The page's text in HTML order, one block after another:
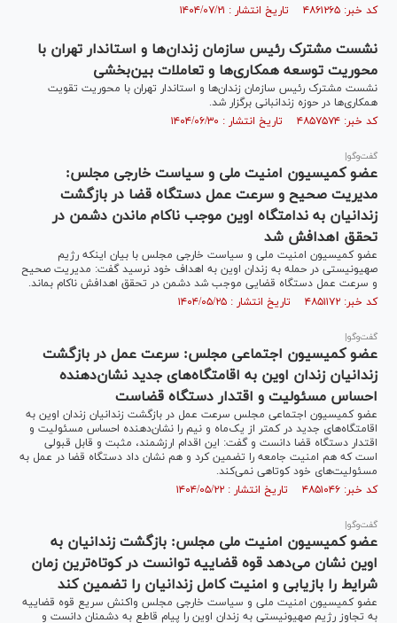
کد خبر: ۴۸۶۱۲۶۵ تاریخ انتشار : ۱۴۰۴/۰۷/۲۱
نشست مشترک رئیس سازمان زندان‌ها و استاندار تهران با
محوریت توسعه همکاری‌ها و تعاملات بین‌بخشی
نشست مشترک رئیس سازمان زندان‌ها و استاندار تهران با محوریت تقویت
همکاری‌ها در حوزه زندانبانی برگزار شد.
کد خبر: ۴۸۵۷۵۷۴ تاریخ انتشار : ۱۴۰۴/۰۶/۳۰
گفت‌وگو|
عضو کمیسیون امنیت ملی و سیاست خارجی مجلس:
مدیریت صحیح و سرعت عمل دستگاه قضا در بازگشت
زندانیان به ندامتگاه اوین موجب ناکام ماندن دشمن در
تحقق اهدافش شد
عضو کمیسیون امنیت ملی و سیاست خارجی مجلس با بیان اینکه رژیم
صهیونیستی در حمله به زندان اوین به اهداف خود نرسید گفت: مدیریت صحیح
و سرعت عمل دستگاه قضایی موجب شد دشمن در تحقق اهدافش ناکام بماند.
کد خبر: ۴۸۵۱۱۷۲ تاریخ انتشار : ۱۴۰۴/۰۵/۲۵
گفت‌وگو|
عضو کمیسیون اجتماعی مجلس: سرعت عمل در بازگشت
زندانیان زندان اوین به اقامتگاه‌های جدید نشان‌دهنده
احساس مسئولیت و اقتدار دستگاه قضاست
عضو کمیسیون اجتماعی مجلس سرعت عمل در بازگشت زندانیان زندان اوین به
اقامتگاه‌های جدید در کمتر از یک‌ماه و نیم را نشان‌دهنده احساس مسئولیت و
اقتدار دستگاه قضا دانست و گفت: این اقدام ارزشمند، مثبت و قابل قبولی
است که هم امنیت جامعه را تضمین کرد و هم نشان داد دستگاه قضا در عمل به
مسئولیت‌های خود کوتاهی نمی‌کند.
کد خبر: ۴۸۵۱۰۴۶ تاریخ انتشار : ۱۴۰۴/۰۵/۲۲
گفت‌وگو|
عضو کمیسیون امنیت ملی مجلس: بازگشت زندانیان به
اوین نشان می‌دهد قوه قضاییه توانست در کوتاه‌ترین زمان
شرایط را بازیابی و امنیت کامل زندانیان را تضمین کند
عضو کمیسیون امنیت ملی و سیاست خارجی مجلس واکنش سریع قوه قضاییه
به تجاوز رژیم صهیونیستی به زندان اوین را پیام قاطع به دشمنان دانست و